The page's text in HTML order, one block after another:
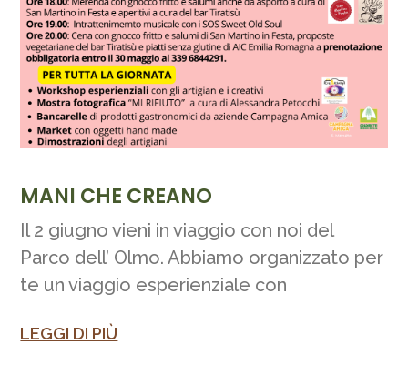
MANI CHE CREANO
Il 2 giugno vieni in viaggio con noi del
Parco dell’ Olmo. Abbiamo organizzato per
te un viaggio esperienziale con
LEGGI DI PIÙ